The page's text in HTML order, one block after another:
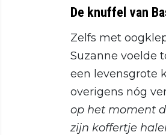
De knuffel van
Zelfs met
Suzanne voelde
een levensgrote
overigens nóg
op het moment
zijn koffertje